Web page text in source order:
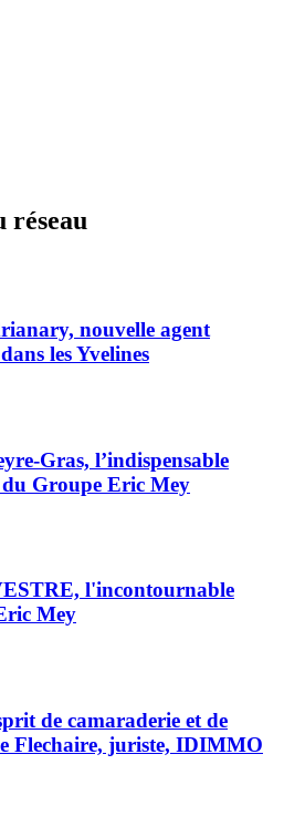
réseau
nouvelle agent
les Yvelines
Gras, l’indispensable
Groupe Eric Mey
l'incontournable
Mey
de camaraderie et de
Flechaire, juriste, IDIMMO